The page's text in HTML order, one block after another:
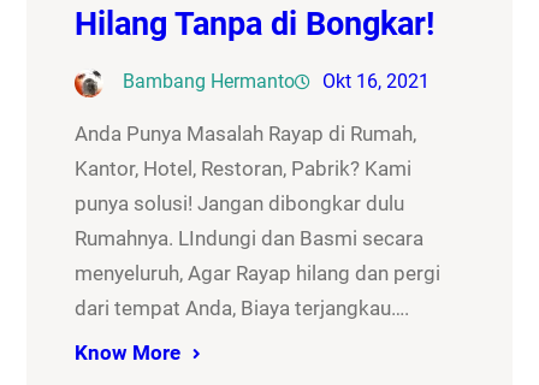
Hilang Tanpa di Bongkar!
Bambang Hermanto Okt 16, 2021
Anda Punya Masalah Rayap di Rumah,
Kantor, Hotel, Restoran, Pabrik? Kami
punya solusi! Jangan dibongkar dulu
Rumahnya. LIndungi dan Basmi secara
menyeluruh, Agar Rayap hilang dan pergi
dari tempat Anda, Biaya terjangkau….
Know More